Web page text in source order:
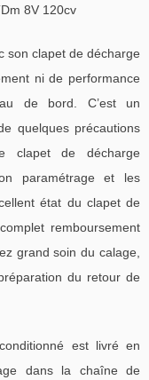
8V 120cv
son clapet de décharge
ni de performance
de bord. C’est un
quelques précautions
clapet de décharge
paramétrage et les
état du clapet de
remboursement
grand soin du calage,
du retour de
est livré en
dans la chaîne de